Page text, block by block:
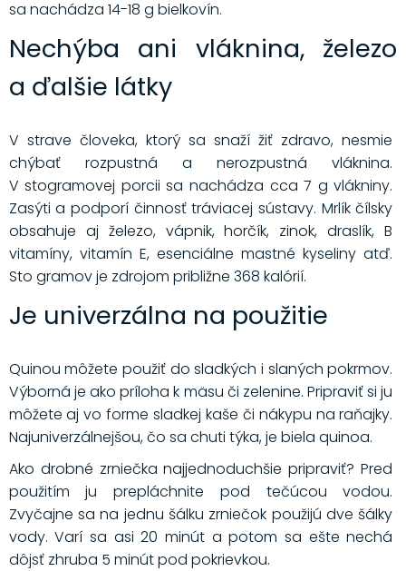
sa nachádza 14-18 g bielkovín.
Nechýba ani vláknina, železo
a ďalšie látky
V strave človeka, ktorý sa snaží žiť zdravo, nesmie
chýbať rozpustná a nerozpustná vláknina.
V stogramovej porcii sa nachádza cca 7 g vlákniny.
Zasýti a podporí činnosť tráviacej sústavy. Mrlík čílsky
obsahuje aj železo, vápnik, horčík, zinok, draslík, B
vitamíny, vitamín E, esenciálne mastné kyseliny atď.
Sto gramov je zdrojom približne 368 kalórií.
Je univerzálna na použitie
Quinou môžete použiť do sladkých i slaných pokrmov.
Výborná je ako príloha k mäsu či zelenine. Pripraviť si ju
môžete aj vo forme sladkej kaše či nákypu na raňajky.
Najuniverzálnejšou, čo sa chuti týka, je biela quinoa.
Ako drobné zrniečka najjednoduchšie pripraviť? Pred
použitím ju prepláchnite pod tečúcou vodou.
Zvyčajne sa na jednu šálku zrniečok použijú dve šálky
vody. Varí sa asi 20 minút a potom sa ešte nechá
dôjsť zhruba 5 minút pod pokrievkou.